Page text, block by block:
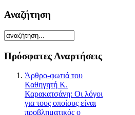
Αναζήτηση
Πρόσφατες Αναρτήσεις
Άρθρο-φωτιά του
Καθηγητή Κ.
Καρακατσάνη: Οι λόγοι
για τους οποίους είναι
προβληματικός ο